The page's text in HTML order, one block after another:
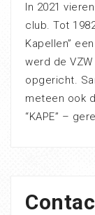
In 2021
club. Tot
Kapellen”
werd de VZW
opgericht.
meteen ook
“KAPE” –